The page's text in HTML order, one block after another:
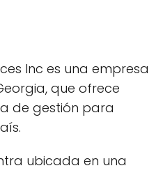
Inc es una empresa
que ofrece
de gestión para
ubicada en una